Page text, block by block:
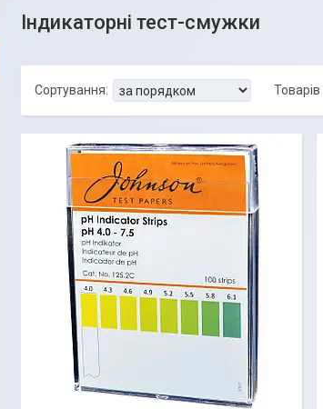
Індикаторні тест-смужки